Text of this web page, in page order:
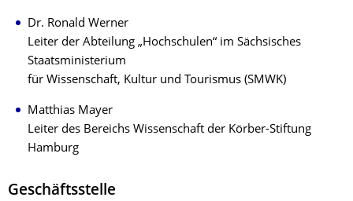
Dr. Ronald Werner
Leiter der Abteilung „Hochschulen“ im Sächsisches
Staatsministerium
für Wissenschaft, Kultur und Tourismus (SMWK)
Matthias Mayer
Leiter des Bereichs Wissenschaft der Körber-Stiftung
Hamburg
Geschäftsstelle